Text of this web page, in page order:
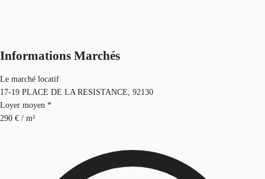
Informations Marchés
Le marché locatif
17-19 PLACE DE LA RESISTANCE, 92130
Loyer moyen *
290 € / m²